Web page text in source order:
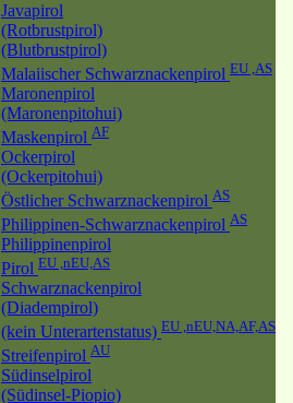
Javapirol
(Rotbrustpirol)
(Blutbrustpirol)
Malaiischer Schwarznackenpirol EU ,AS
Maronenpirol
(Maronenpitohui)
Maskenpirol AF
Ockerpirol
(Ockerpitohui)
Östlicher Schwarznackenpirol AS
Philippinen-Schwarznackenpirol AS
Philippinenpirol
Pirol EU ,nEU,AS
Schwarznackenpirol
(Diadempirol)
(kein Unterartenstatus) EU ,nEU,NA,AF,AS
Streifenpirol AU
Südinselpirol
(Südinsel-Piopio)